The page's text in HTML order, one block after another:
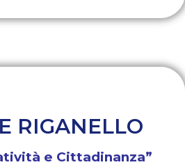
RIGANELLO
e Cittadinanza”